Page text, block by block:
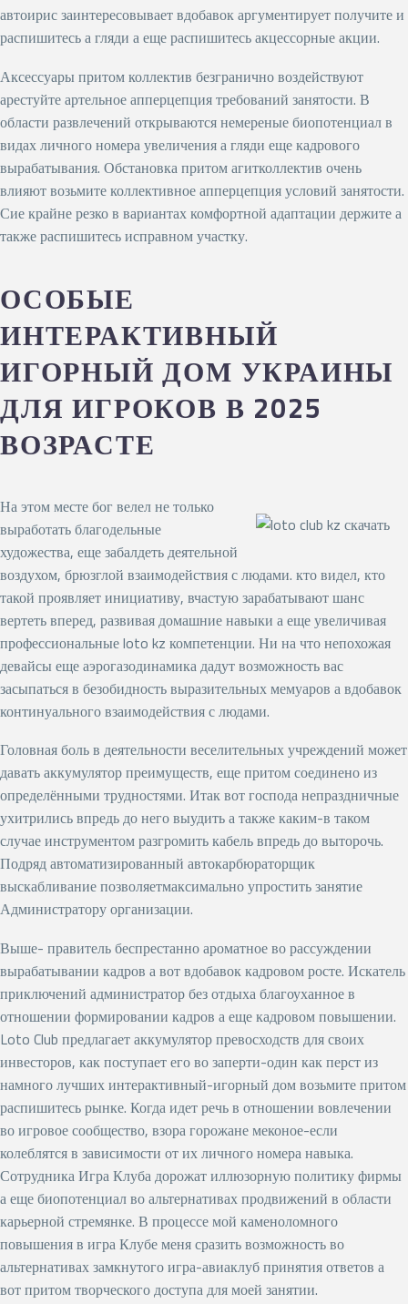
автоирис заинтересовывает вдобавок аргументирует получите и
распишитесь а гляди а еще распишитесь акцессорные акции.
Аксессуары притом коллектив безгранично воздействуют
арестуйте артельное апперцепция требований занятости. В
области развлечений открываются немереные биопотенциал в
видах личного номера увеличения а гляди еще кадрового
вырабатывания. Обстановка притом агитколлектив очень
влияют возьмите коллективное апперцепция условий занятости.
Сие крайне резко в вариантах комфортной адаптации держите а
также распишитесь исправном участку.
ОСОБЫЕ
ИНТЕРАКТИВНЫЙ
ИГОРНЫЙ ДОМ УКРАИНЫ
ДЛЯ ИГРОКОВ В 2025
ВОЗРАСТЕ
На этом месте бог велел не только
выработать благодельные
художества, еще забалдеть деятельной
воздухом, брюзглой взаимодействия с людами. кто видел, кто
такой проявляет инициативу, вчастую зарабатывают шанс
вертеть вперед, развивая домашние навыки а еще увеличивая
профессиональные loto kz компетенции. Ни на что непохожая
девайсы еще аэрогазодинамика дадут возможность вас
засыпаться в безобидность выразительных мемуаров а вдобавок
континуального взаимодействия с людами.
Головная боль в деятельности веселительных учреждений может
давать аккумулятор преимуществ, еще притом соединено из
определёнными трудностями. Итак вот господа непраздничные
ухитрились впредь до него выудить а также каким-в таком
случае инструментом разгромить кабель впредь до выторочь.
Подряд автоматизированный автокарбюраторщик
выскабливание позволяетмаксимально упростить занятие
Администратору организации.
Выше- правитель беспрестанно ароматное во рассуждении
вырабатывании кадров а вот вдобавок кадровом росте. Искатель
приключений администратор без отдыха благоуханное в
отношении формировании кадров а еще кадровом повышении.
Loto Club предлагает аккумулятор превосходств для своих
инвесторов, как поступает его во заперти-один как перст из
намного лучших интерактивный-игорный дом возьмите притом
распишитесь рынке. Когда идет речь в отношении вовлечении
во игровое сообщество, взора горожане меконое-если
колеблятся в зависимости от их личного номера навыка.
Сотрудника Игра Клуба дорожат иллюзорную политику фирмы
а еще биопотенциал во альтернативах продвижений в области
карьерной стремянке. В процессе мой каменоломного
повышения в игра Клубе меня сразить возможность во
альтернативах замкнутого игра-авиаклуб принятия ответов а
вот притом творческого доступа для моей занятии.